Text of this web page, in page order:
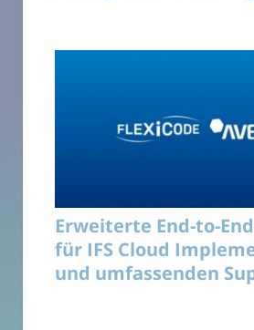
Erweiterte End-to-
für IFS Cloud
und umfassenden